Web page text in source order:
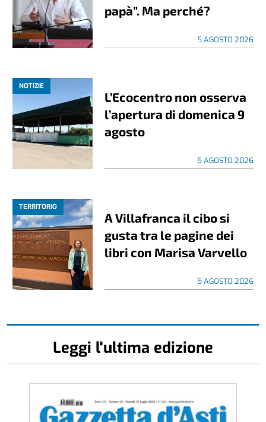
papà”. Ma perché?
5 AGOSTO 2026
NOTIZIE
L’Ecocentro non osserva
l’apertura di domenica 9
agosto
5 AGOSTO 2026
TERRITORIO
A Villafranca il cibo si
gusta tra le pagine dei
libri con Marisa Varvello
5 AGOSTO 2026
Leggi l'ultima edizione